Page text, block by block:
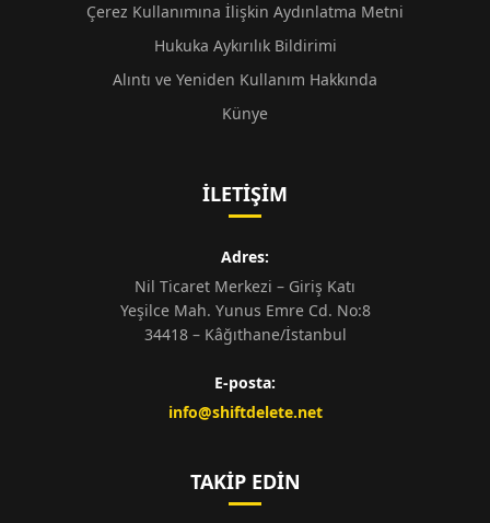
Çerez Kullanımına İlişkin Aydınlatma Metni
Hukuka Aykırılık Bildirimi
Alıntı ve Yeniden Kullanım Hakkında
Künye
İLETIŞIM
Adres:
Nil Ticaret Merkezi – Giriş Katı
Yeşilce Mah. Yunus Emre Cd. No:8
34418 – Kâğıthane/İstanbul
E-posta:
info@shiftdelete.net
TAKIP EDIN